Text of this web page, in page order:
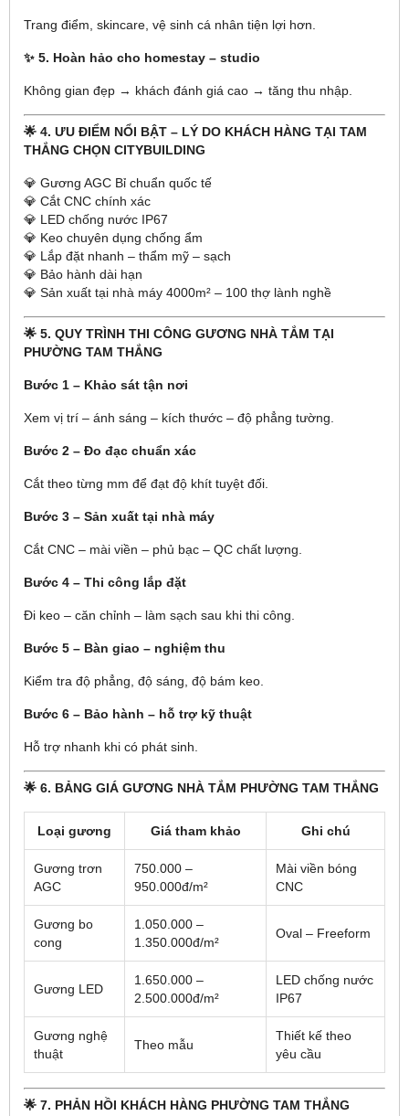
Trang điểm, skincare, vệ sinh cá nhân tiện lợi hơn.
✨ 5. Hoàn hảo cho homestay – studio
Không gian đẹp → khách đánh giá cao → tăng thu nhập.
🌟 4. ƯU ĐIỂM NỔI BẬT – LÝ DO KHÁCH HÀNG TẠI TAM
THẮNG CHỌN CITYBUILDING
💎 Gương AGC Bỉ chuẩn quốc tế
💎 Cắt CNC chính xác
💎 LED chống nước IP67
💎 Keo chuyên dụng chống ẩm
💎 Lắp đặt nhanh – thẩm mỹ – sạch
💎 Bảo hành dài hạn
💎 Sản xuất tại nhà máy 4000m² – 100 thợ lành nghề
🌟 5. QUY TRÌNH THI CÔNG GƯƠNG NHÀ TẮM TẠI
PHƯỜNG TAM THẮNG
Bước 1 – Khảo sát tận nơi
Xem vị trí – ánh sáng – kích thước – độ phẳng tường.
Bước 2 – Đo đạc chuẩn xác
Cắt theo từng mm để đạt độ khít tuyệt đối.
Bước 3 – Sản xuất tại nhà máy
Cắt CNC – mài viền – phủ bạc – QC chất lượng.
Bước 4 – Thi công lắp đặt
Đi keo – căn chỉnh – làm sạch sau khi thi công.
Bước 5 – Bàn giao – nghiệm thu
Kiểm tra độ phẳng, độ sáng, độ bám keo.
Bước 6 – Bảo hành – hỗ trợ kỹ thuật
Hỗ trợ nhanh khi có phát sinh.
🌟 6. BẢNG GIÁ GƯƠNG NHÀ TẮM PHƯỜNG TAM THẮNG
Loại gương Giá tham khảo Ghi chú
Gương trơn
AGC
750.000 –
950.000đ/m²
Mài viền bóng
CNC
Gương bo
cong
1.050.000 –
1.350.000đ/m²
Oval – Freeform
Gương LED
1.650.000 –
2.500.000đ/m²
LED chống nước
IP67
Gương nghệ
thuật
Theo mẫu
Thiết kế theo
yêu cầu
🌟 7. PHẢN HỒI KHÁCH HÀNG PHƯỜNG TAM THẮNG